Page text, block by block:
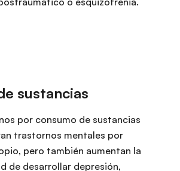
por consumo de sustancias
trastornos mentales por
pero también aumentan la
de desarrollar depresión,